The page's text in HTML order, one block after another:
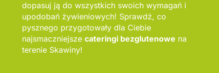
dopasuj ją do wszystkich swoich wymagań i
upodobań żywieniowych! Sprawdź, co
pysznego przygotowały dla Ciebie
najsmaczniejsze cateringi bezglutenowe na
terenie Skawiny!